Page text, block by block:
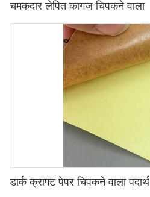
चमकदार लेपित कागज चिपकने वाला
डार्क क्राफ्ट पेपर चिपकने वाला पदार्थ